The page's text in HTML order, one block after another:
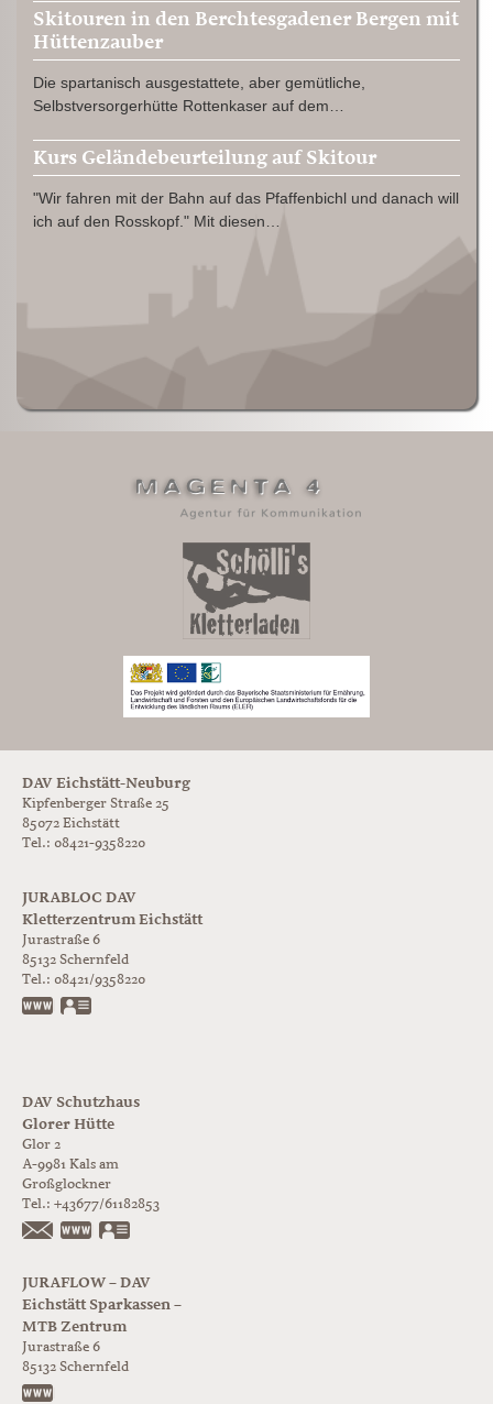
Skitouren in den Berchtesgadener Bergen mit
Hüttenzauber
Die spartanisch ausgestattete, aber gemütliche,
Selbstversorgerhütte Rottenkaser auf dem…
Kurs Geländebeurteilung auf Skitour
"Wir fahren mit der Bahn auf das Pfaffenbichl und danach will
ich auf den Rosskopf." Mit diesen…
DAV Eichstätt-Neuburg
Kipfenberger Straße 25
85072 Eichstätt
Tel.: 08421-9358220
JURABLOC DAV
Kletterzentrum Eichstätt
Jurastraße 6
85132 Schernfeld
Tel.: 08421/9358220
www.jurabloc.de
DAV Schutzhaus
Glorer Hütte
Glor 2
A-9981 Kals am
Großglockner
Tel.: +43677/61182853
https://www.glorer-huette.at/
JURAFLOW – DAV
Eichstätt Sparkassen –
MTB Zentrum
Jurastraße 6
85132 Schernfeld